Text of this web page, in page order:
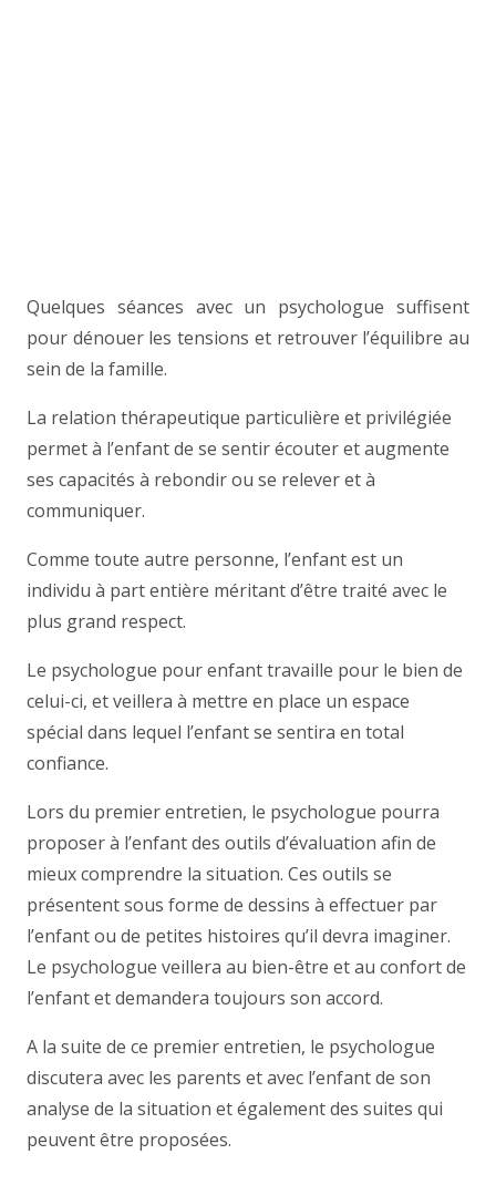
Quelques séances avec un psychologue suffisent
pour dénouer les tensions et retrouver l’équilibre au
sein de la famille.
La relation thérapeutique particulière et privilégiée
permet à l’enfant de se sentir écouter et augmente
ses capacités à rebondir ou se relever et à
communiquer.
Comme toute autre personne, l’enfant est un
individu à part entière méritant d’être traité avec le
plus grand respect.
Le psychologue pour enfant travaille pour le bien de
celui-ci, et veillera à mettre en place un espace
spécial dans lequel l’enfant se sentira en total
confiance.
Lors du premier entretien, le psychologue pourra
proposer à l’enfant des outils d’évaluation afin de
mieux comprendre la situation. Ces outils se
présentent sous forme de dessins à effectuer par
l’enfant ou de petites histoires qu’il devra imaginer.
Le psychologue veillera au bien-être et au confort de
l’enfant et demandera toujours son accord.
A la suite de ce premier entretien, le psychologue
discutera avec les parents et avec l’enfant de son
analyse de la situation et également des suites qui
peuvent être proposées.